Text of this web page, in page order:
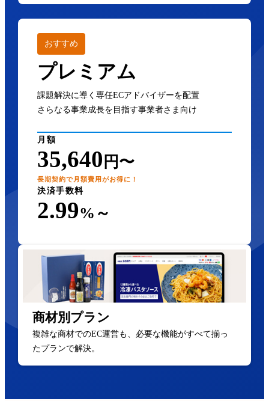
おすすめ
プレミアム
課題解決に導く専任ECアドバイザーを配置
さらなる事業成長を目指す事業者さま向け
月額
35,640 円〜
長期契約で月額費用がお得に！
決済手数料
2.99%～
商材別プラン
複雑な商材でのEC運営も、必要な機能がすべて揃っ
たプランで解決。